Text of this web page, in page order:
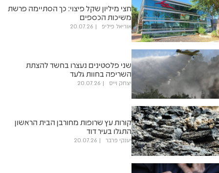
חצי מיליון שקל פיצוי: כך הסתיימה פרשת
משיכות הכספים
אוריאל פיליפ 20.07.26
שני פלסטינים נעצרו בחשד להצתת
השריפה בחוות גלעד
יצחק וייס 20.07.26
קורות עץ שרופות מחורבן הבית הראשון
התגלו בעיר דוד
יענקי פרבר 20.07.26